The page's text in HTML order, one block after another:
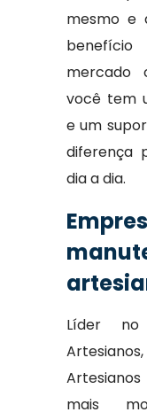
mesmo e
mercado
você tem
e um
diferença
dia a dia.
Líder no
mais